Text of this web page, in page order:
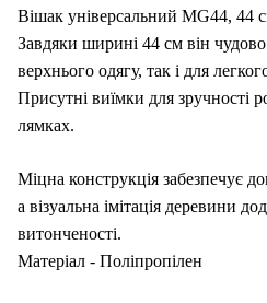
Вішак універсальний MG44, 44
Завдяки ширині 44 см він
верхнього одягу, так і для
Присутні виїмки для зручності
лямках.
Міцна конструкція забезпечує
а візуальна імітація деревини
витонченості.
Матеріал - Поліпропілен